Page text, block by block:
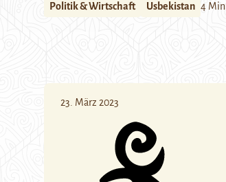
Politik & Wirtschaft Usbekistan 4
23. März 2023